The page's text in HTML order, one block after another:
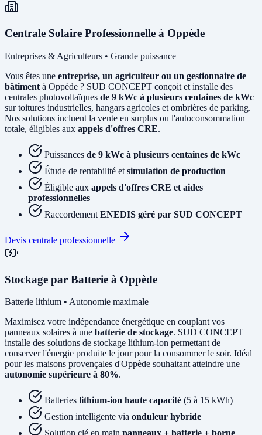
Centrale Solaire Professionnelle à Oppède
Entreprises & Agriculteurs • Grande puissance
Vous êtes une entreprise, un agriculteur ou un gestionnaire de
bâtiment à Oppède ? SUD CONCEPT conçoit et installe des
centrales photovoltaïques de 9 kWc à plusieurs centaines de kWc
sur toitures industrielles, hangars agricoles et ombrières de parking.
Nos solutions incluent la vente en surplus ou l'autoconsommation
totale, éligibles aux appels d'offres CRE.
Puissances de 9 kWc à plusieurs centaines de kWc
Étude de rentabilité et simulation de production
Éligible aux appels d'offres CRE et aides
professionnelles
Raccordement ENEDIS géré par SUD CONCEPT
Devis centrale professionnelle
Stockage par Batterie à Oppède
Batterie lithium • Autonomie maximale
Maximisez votre indépendance énergétique en couplant vos
panneaux solaires à une batterie de stockage. SUD CONCEPT
installe des solutions de stockage lithium-ion permettant de
conserver l'énergie produite le jour pour la consommer le soir. Idéal
pour les maisons provençales d'Oppède souhaitant atteindre une
autonomie supérieure à 80%.
Batteries lithium-ion haute capacité (5 à 15 kWh)
Gestion intelligente via onduleur hybride